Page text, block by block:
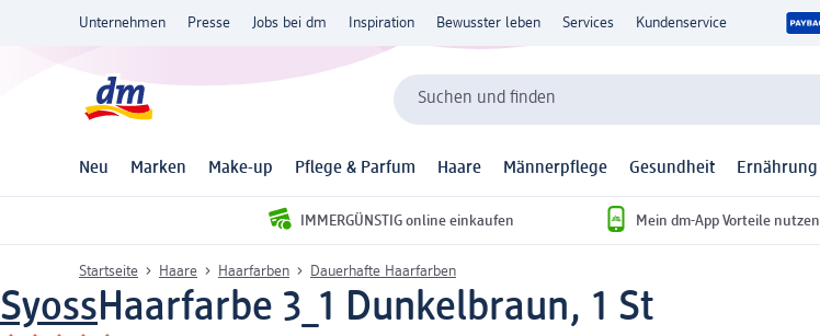
Unternehmen Presse Jobs bei dm Inspiration Bewusster leben Services Kundenservice
Suchen und finden
Neu Marken Make-up Pflege & Parfum Haare Männerpflege Gesundheit Ernährung
IMMERGÜNSTIG online einkaufen Mein dm-App Vorteile nutzen
Startseite Haare Haarfarben Dauerhafte Haarfarben
SyossHaarfarbe 3_1 Dunkelbraun, 1 St